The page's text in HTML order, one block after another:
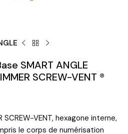
SMART ANGLE
SCREW-VENT ®
SCREW-VENT, hexagone interne,
le corps de numérisation